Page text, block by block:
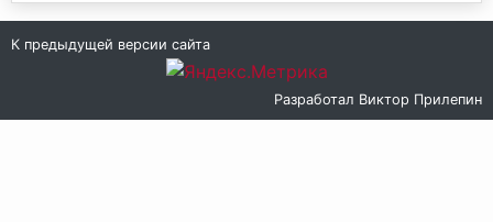
К предыдущей версии сайта
Разработал Виктор Прилепин